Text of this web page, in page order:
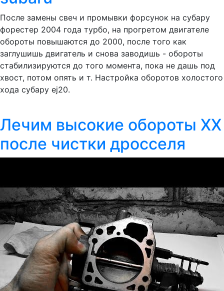
После замены свеч и промывки форсунок на субару
форестер 2004 года турбо, на прогретом двигателе
обороты повышаются до 2000, после того как
заглушишь двигатель и снова заводишь - обороты
стабилизируются до того момента, пока не дашь под
хвост, потом опять и т. Настройка оборотов холостого
хода субару ej20.
Лечим высокие обороты ХХ
после чистки дросселя